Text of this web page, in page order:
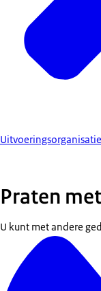
Praten
U kunt met andere